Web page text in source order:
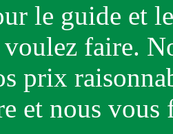
le guide et
faire.
prix
et nous